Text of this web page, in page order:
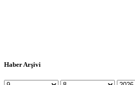
Haber Arşivi